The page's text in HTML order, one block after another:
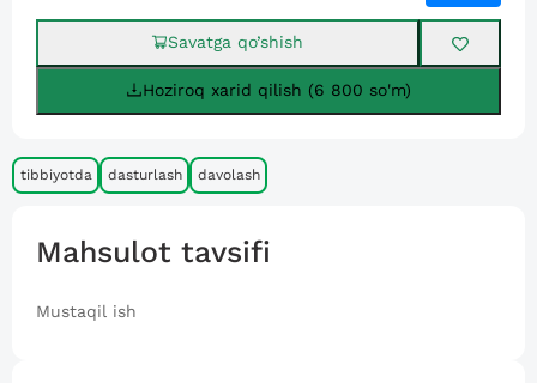
Savatga qo’shish
Hoziroq xarid qilish (6 800 so'm)
tibbiyotda dasturlash davolash
Mahsulot tavsifi
Mustaqil ish